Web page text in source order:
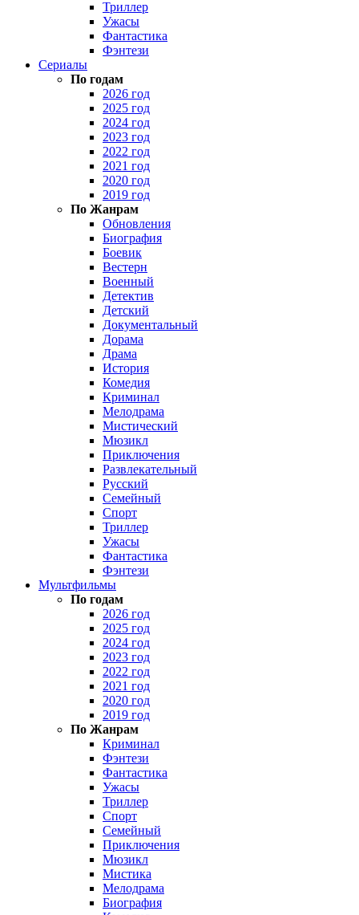
Триллер
Ужасы
Фантастика
Фэнтези
Сериалы
По годам
2026 год
2025 год
2024 год
2023 год
2022 год
2021 год
2020 год
2019 год
По Жанрам
Обновления
Биография
Боевик
Вестерн
Военный
Детектив
Детский
Документальный
Дорама
Драма
История
Комедия
Криминал
Мелодрама
Мистический
Мюзикл
Приключения
Развлекательный
Русский
Семейный
Спорт
Триллер
Ужасы
Фантастика
Фэнтези
Мультфильмы
По годам
2026 год
2025 год
2024 год
2023 год
2022 год
2021 год
2020 год
2019 год
По Жанрам
Криминал
Фэнтези
Фантастика
Ужасы
Триллер
Спорт
Семейный
Приключения
Мюзикл
Мистика
Мелодрама
Биография